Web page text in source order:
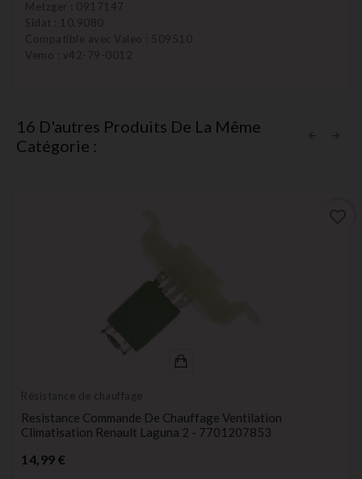
Metzger : 0917147
Sidat : 10.9080
Compatible avec Valeo : 509510
Vemo : v42-79-0012
16 D'autres Produits De La Même
Catégorie :
Résistance de chauffage
Resistance Commande De Chauffage Ventilation
Climatisation Renault Laguna 2 - 7701207853
14,99 €